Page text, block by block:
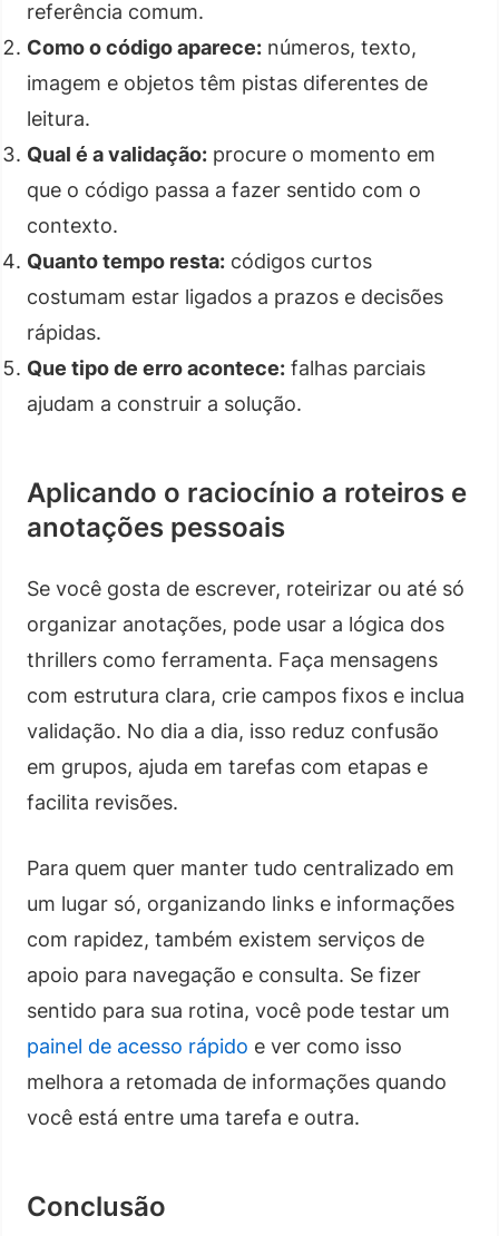
referência comum.
Como o código aparece: números, texto,
imagem e objetos têm pistas diferentes de
leitura.
Qual é a validação: procure o momento em
que o código passa a fazer sentido com o
contexto.
Quanto tempo resta: códigos curtos
costumam estar ligados a prazos e decisões
rápidas.
Que tipo de erro acontece: falhas parciais
ajudam a construir a solução.
Aplicando o raciocínio a roteiros e
anotações pessoais
Se você gosta de escrever, roteirizar ou até só
organizar anotações, pode usar a lógica dos
thrillers como ferramenta. Faça mensagens
com estrutura clara, crie campos fixos e inclua
validação. No dia a dia, isso reduz confusão
em grupos, ajuda em tarefas com etapas e
facilita revisões.
Para quem quer manter tudo centralizado em
um lugar só, organizando links e informações
com rapidez, também existem serviços de
apoio para navegação e consulta. Se fizer
sentido para sua rotina, você pode testar um
painel de acesso rápido e ver como isso
melhora a retomada de informações quando
você está entre uma tarefa e outra.
Conclusão